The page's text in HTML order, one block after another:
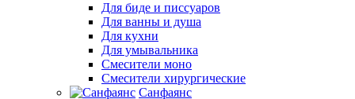
Для биде и писсуаров
Для ванны и душа
Для кухни
Для умывальника
Смесители моно
Смесители хирургические
Санфаянс